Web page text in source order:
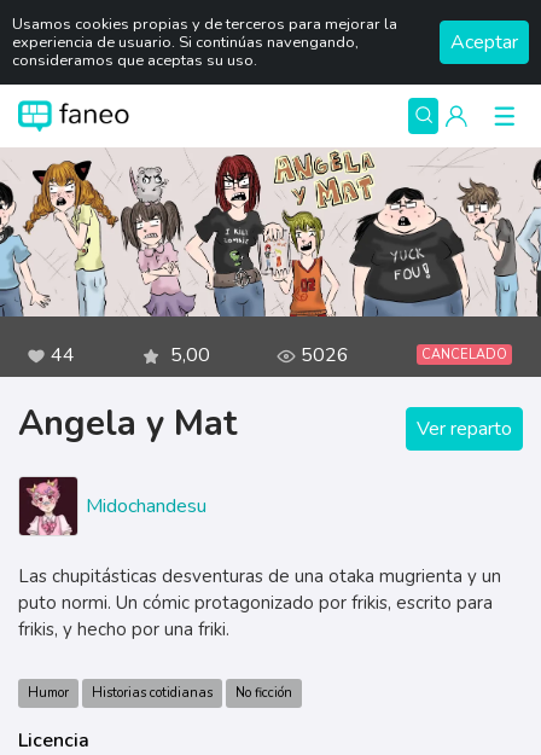
Usamos cookies propias y de terceros para mejorar la
experiencia de usuario. Si continúas navengando,
consideramos que aceptas su uso.
Aceptar
44 5,00 5026 CANCELADO
Angela y Mat Ver reparto
Midochandesu
Las chupitásticas desventuras de una otaka mugrienta y un
puto normi. Un cómic protagonizado por frikis, escrito para
frikis, y hecho por una friki.
Humor Historias cotidianas No ficción
Licencia